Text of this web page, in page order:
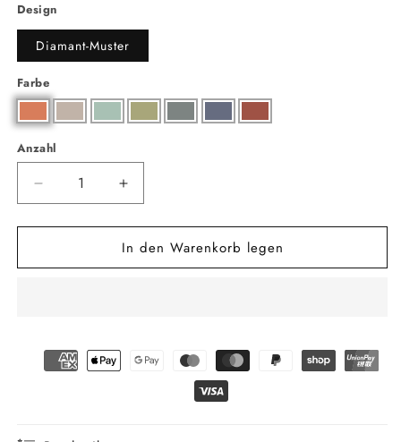
Design
Diamant-Muster
Farbe
Anzahl
Anzahl
Verringere
die
Menge
Kissenhülle
Erhöhe
die
Menge
für
Kissenhülle
In den Warenkorb legen